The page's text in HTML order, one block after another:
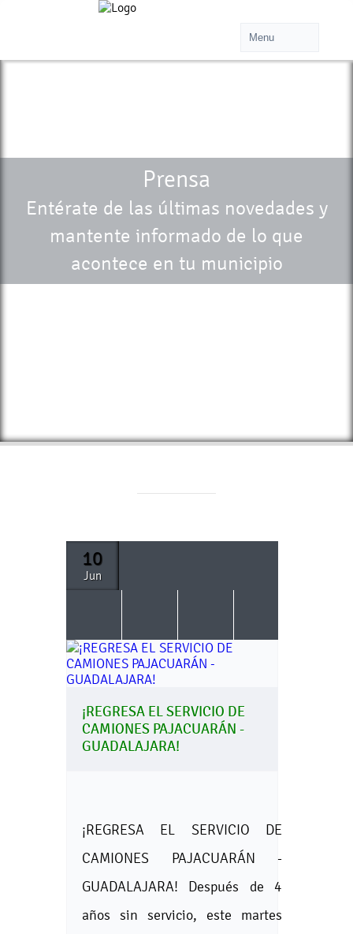
Prensa
Entérate de las últimas novedades y
mantente informado de lo que
acontece en tu municipio
10
Jun
¡REGRESA EL SERVICIO DE
CAMIONES PAJACUARÁN -
GUADALAJARA!
¡REGRESA EL SERVICIO DE
CAMIONES PAJACUARÁN -
GUADALAJARA! Después de 4
años sin servicio, este martes